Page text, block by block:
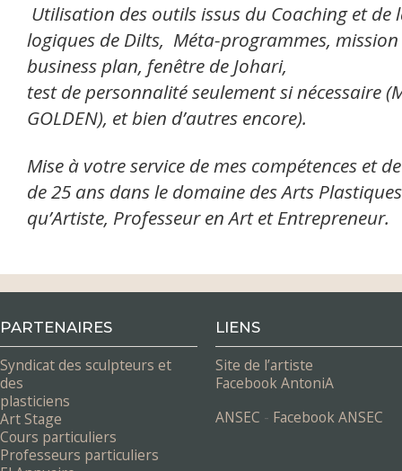
Utilisation des outils issus du Coaching et de
logiques de Dilts, Méta-programmes,
business plan, fenêtre de Johari,
test de personnalité seulement si nécessaire (
GOLDEN), et bien d’autres encore).
Mise à votre service de mes compétences et
de 25 ans dans le domaine des Arts
qu’Artiste, Professeur en Art et Entrepreneur.
PARTENAIRES
Syndicat des sculpteurs et
des
plasticiens
Art Stage
Cours particuliers
Professeurs particuliers
LIENS
Site de l’artiste
Facebook AntoniA
ANSEC - Facebook ANSEC